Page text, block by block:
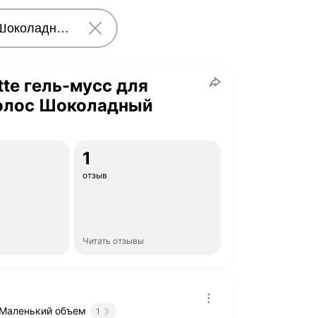
гель-мусс для
Шоколадный
1
отзыв
Читать отзывы
Маленький объем 1